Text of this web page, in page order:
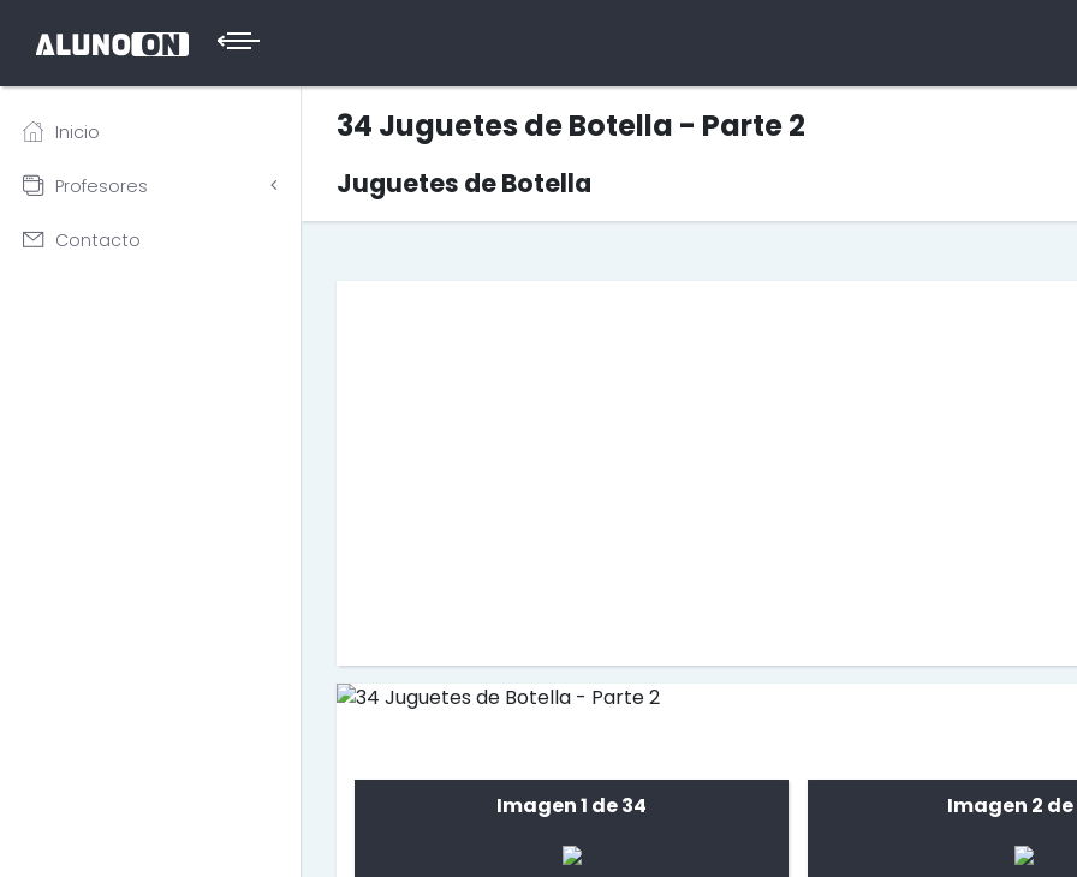
Inicio
Profesores
Contacto
34 Juguetes de Botella - Parte 2
Juguetes de Botella
Imagen 1 de 34 Imagen 2 de